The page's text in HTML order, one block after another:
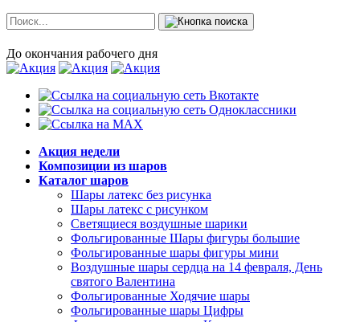
До окончания рабочего дня
Акция недели
Композиции из шаров
Каталог шаров
Шары латекс без рисунка
Шары латекс с рисунком
Светящиеся воздушные шарики
Фольгированные Шары фигуры большие
Фольгированные шары фигуры мини
Воздушные шары сердца на 14 февраля, День
святого Валентина
Фольгированные Ходячие шары
Фольгированные шары Цифры